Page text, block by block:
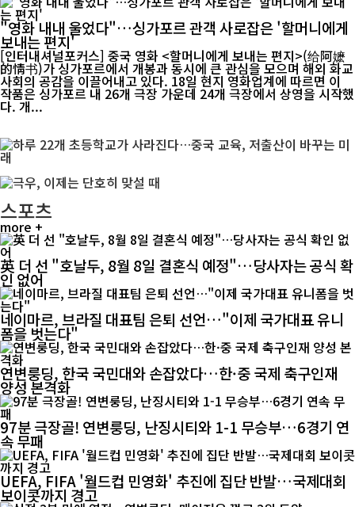
"영화 내내 울었다"…싱가포르 관객 사로잡은 '할머니에게
보내는 편지'
[인터내셔널포커스] 중국 영화 <할머니에게 보내는 편지>(给阿嬷
的情书)가 싱가포르에서 개봉과 동시에 큰 관심을 모으며 해외 화교
사회의 공감을 이끌어내고 있다. 18일 현지 영화업계에 따르면 이
작품은 싱가포르 내 26개 극장 가운데 24개 극장에서 상영을 시작했
다. 개...
스포츠
more +
英 더 선 "호날두, 8월 8일 결혼식 예정"…당사자는 공식 확
인 없어
네이마르, 브라질 대표팀 은퇴 선언…"이제 국가대표 유니
폼을 벗는다"
연변룽딩, 한국 국민대와 손잡았다…한·중 국제 축구인재
양성 본격화
97분 극장골! 연변룽딩, 난징시티와 1-1 무승부…6경기 연
속 무패
UEFA, FIFA '월드컵 민영화' 추진에 집단 반발…국제대회
보이콧까지 경고